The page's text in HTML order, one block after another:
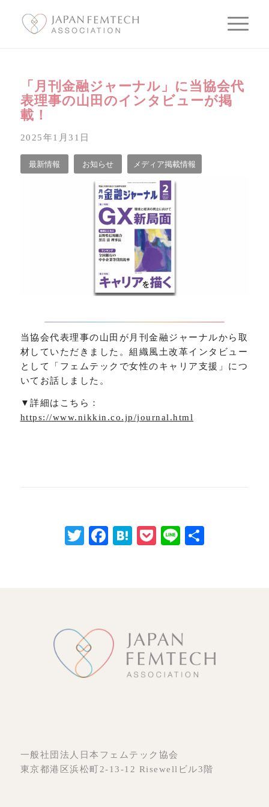
「月刊金融ジャーナル」に当協会代
表理事の山田のインタビューが掲
載！
2025年1月31日
最新情報 お知らせ メディア掲載情報
当協会代表理事の山田が月刊金融ジャーナルから取
材していただきました。組織風土改革インタビュー
として「フェムテックで女性のキャリア支援」につ
いてお話しました。
▼詳細はこちら：
https://www.nikkin.co.jp/journal.html
Twitter
Facebook
Hatena
Pocket
Line共
一般社団法人日本フェムテック協会
東京都港区浜松町2-13-12 Risewellビル3階